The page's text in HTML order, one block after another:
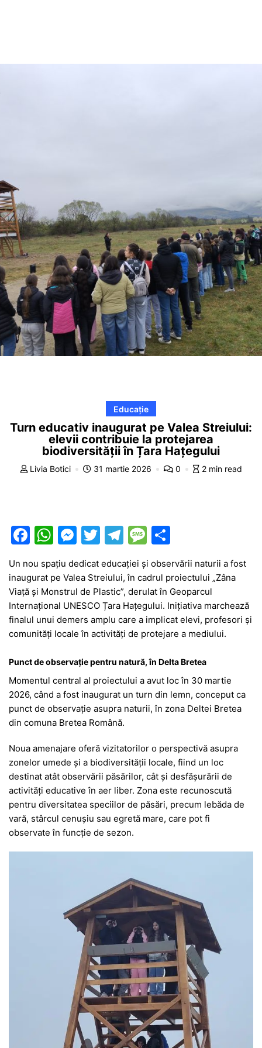
Educație
Turn educativ inaugurat pe Valea Streiului:
elevii contribuie la protejarea
biodiversității în Țara Hațegului
Livia Botici 31 martie 2026 0 2 min read
F
c
e
b
o
k
W
h
at
s
A
p
M
e
s
s
e
n
er
T
itt
er
T
el
e
gr
a
m
M
e
s
s
a
g
ta
je
a
z
Un nou spațiu dedicat educației și observării naturii a fost
inaugurat pe Valea Streiului, în cadrul proiectului „Zâna
Viață și Monstrul de Plastic”, derulat în Geoparcul
Internațional UNESCO Țara Hațegului. Inițiativa marchează
finalul unui demers amplu care a implicat elevi, profesori și
comunități locale în activități de protejare a mediului.
Punct de observație pentru natură, în Delta Bretea
Momentul central al proiectului a avut loc în 30 martie
2026, când a fost inaugurat un turn din lemn, conceput ca
punct de observație asupra naturii, în zona Deltei Bretea
din comuna Bretea Română.
Noua amenajare oferă vizitatorilor o perspectivă asupra
zonelor umede și a biodiversității locale, fiind un loc
destinat atât observării păsărilor, cât și desfășurării de
activități educative în aer liber. Zona este recunoscută
pentru diversitatea speciilor de păsări, precum lebăda de
vară, stârcul cenușiu sau egretă mare, care pot fi
observate în funcție de sezon.